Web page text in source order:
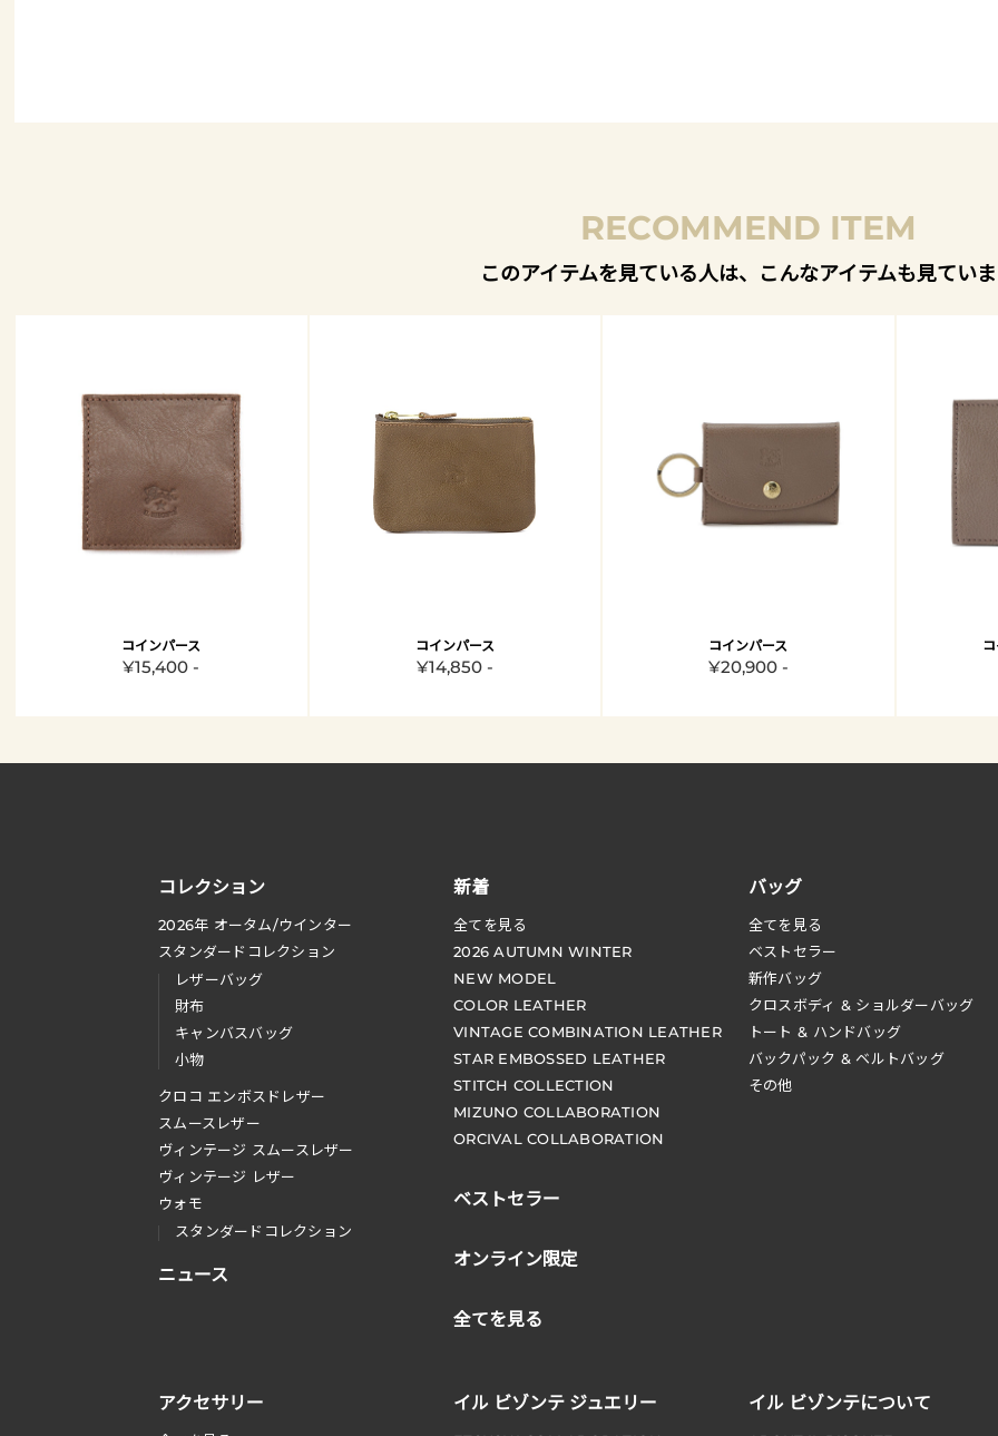
RECOMMEND ITEM
このアイテムを見ている人は、こんなアイテムも見てい
コインパース
¥15,400 -
コインパース
¥14,850 -
コインパース
¥20,900 -
コレクション
2026年 オータム/ウインター
スタンダードコレクション
レザーバッグ
財布
キャンバスバッグ
小物
クロコ エンボスドレザー
スムースレザー
ヴィンテージ スムースレザー
ヴィンテージ レザー
ウォモ
スタンダードコレクション
ニュース
新着
全てを見る
2026 AUTUMN WINTER
NEW MODEL
COLOR LEATHER
VINTAGE COMBINATION LEATHER
STAR EMBOSSED LEATHER
STITCH COLLECTION
MIZUNO COLLABORATION
ORCIVAL COLLABORATION
ベストセラー
オンライン限定
全てを見る
バッグ
全てを見る
ベストセラー
新作バッグ
クロスボディ & ショルダーバッグ
トート & ハンドバッグ
バックパック & ベルトバッグ
その他
アクセサリー イル ビゾンテ ジュエリー イル ビゾンテについて